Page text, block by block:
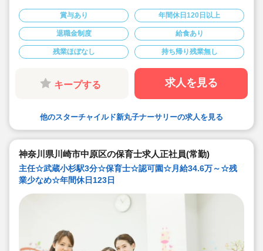
や、わらべうた、おもちゃ製作などの研修など様々な研
修に参加いただけます！（平日の勤務時間内に受講可
能）
◆年間休日120日以上、サービス残業や持ち帰り業務は
禁止！プライベート両立できます♪
◆月給30.7万円以上！賞与実績3.0～3.9ヶ月(昨年実績3.6
か月)と株式会社の中でも高水準の給与！
◆書類作成はタブレット端末等を使用しています！職員
◆否定語、禁止語を極力使わない、前向きな言葉がけの
◆食育にも力を入れており、産地が明確な食材しか使用
出来ます♪
賞与あり 年間休日120日以上
退職金制度 給食あり
残業ほぼなし 持ち帰り残業無し
キープする 求人を見る
他のスターチャイルド新丸子ナーサリーの求人を見る
神奈川県川崎市中原区の保育士求人正社員(常勤)
主任☆武蔵小杉駅3分☆保育士☆認可園☆月給34.6万～☆残
業少なめ☆年間休日123日